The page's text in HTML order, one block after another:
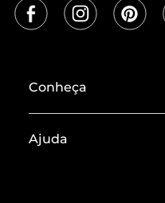
Conheça
Termos de Uso
Ajuda